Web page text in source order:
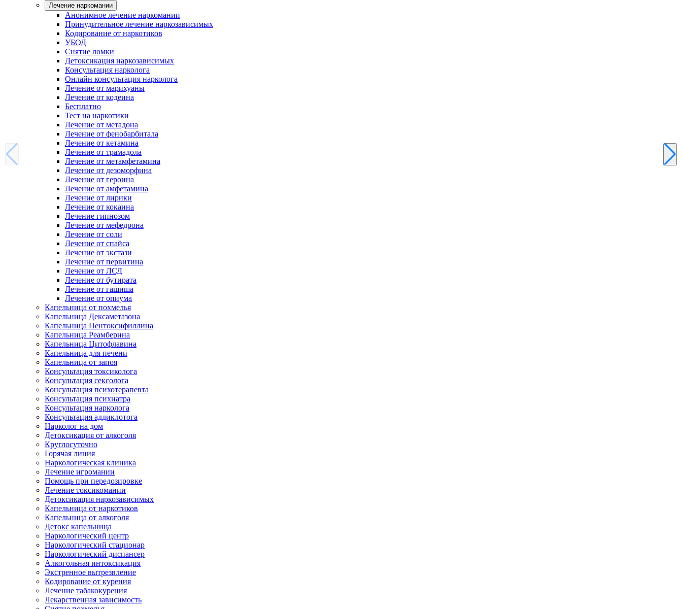
Лечение наркомании
Анонимное лечение наркомании
Принудительное лечение наркозависимых
Кодирование от наркотиков
УБОД
Снятие ломки
Детоксикация наркозависимых
Консультация нарколога
Онлайн консультация нарколога
Лечение от марихуаны
Лечение от кодеина
Бесплатно
Тест на наркотики
Лечение от метадона
Лечение от фенобарбитала
Лечение от кетамина
Лечение от трамадола
Лечение от метамфетамина
Лечение от дезоморфина
Лечение от героина
Лечение от амфетамина
Лечение от лирики
Лечение от кокаина
Лечение гипнозом
Лечение от мефедрона
Лечение от соли
Лечение от спайса
Лечение от экстази
Лечение от первитина
Лечение от ЛСД
Лечение от бутирата
Лечение от гашиша
Лечение от опиума
Капельница от похмелья
Капельница Дексаметазона
Капельница Пентоксифиллина
Капельница Реамберина
Капельница Цитофлавина
Капельница для печени
Капельница от запоя
Консультация токсиколога
Консультация сексолога
Консультация психотерапевта
Консультация психиатра
Консультация нарколога
Консультация аддиклотога
Нарколог на дом
Детоксикация от алкоголя
Круглосуточно
Горячая линия
Наркологическая клиника
Лечение игромании
Помощь при передозировке
Лечение токсикомании
Детоксикация наркозависимых
Капельница от наркотиков
Капельница от алкоголя
Детокс капельница
Наркологический центр
Наркологический стационар
Наркологический диспансер
Алкогольная интоксикация
Экстренное вытрезвление
Кодирование от курения
Лечение табакокурения
Лекарственная зависимость